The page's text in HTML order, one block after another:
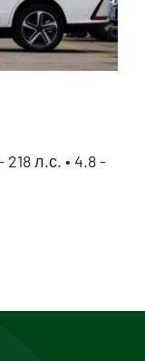
218 л.с. • 4.8 -